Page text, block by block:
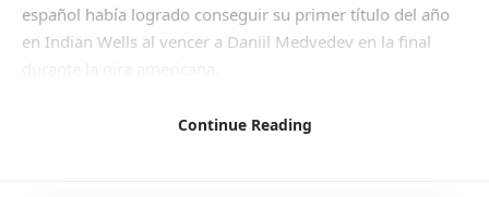
español había logrado conseguir su primer título del año
en Indian Wells al vencer a Daniil Medvedev en la final
Continue Reading